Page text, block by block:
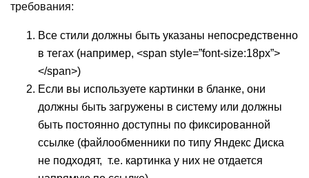
требования:
Все стили должны быть указаны непосредственно
в тегах (например, <span style=”font-size:18px”>
</span>)
Если вы используете картинки в бланке, они
должны быть загружены в систему или должны
быть постоянно доступны по фиксированной
ссылке (файлообменники по типу Яндекс Диска
не подходят, т.е. картинка у них не отдается